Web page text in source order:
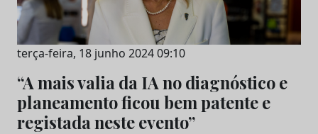
terça-feira, 18 junho 2024 09:10
“A mais valia da IA no diagnóstico e
planeamento ficou bem patente e
registada neste evento”